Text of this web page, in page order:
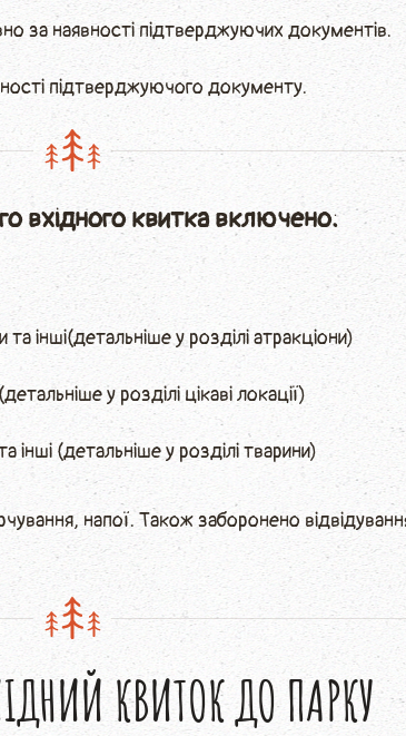
за наявності підтверджуючих документів.
підтверджуючого документу.
вхідного квитка включено:
інші(детальніше у розділі атракціони)
у розділі цікаві локації)
(детальніше у розділі тварини)
напої. Також заборонено
КВИТОК ДО ПАРКУ